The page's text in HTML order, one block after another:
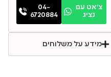
צ׳אט עם
נציג
04-
6720884
מידע על משלוחים